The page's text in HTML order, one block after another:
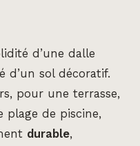
d’une dalle
d’un sol décoratif.
pour une terrasse,
plage de piscine,
durable,